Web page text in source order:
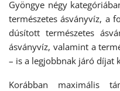
Gyöngye négy
természetes ásványvíz, a
dúsított természetes
ásványvíz, valamint a
– is a legjobbnak járó díjat
Korábban maximális